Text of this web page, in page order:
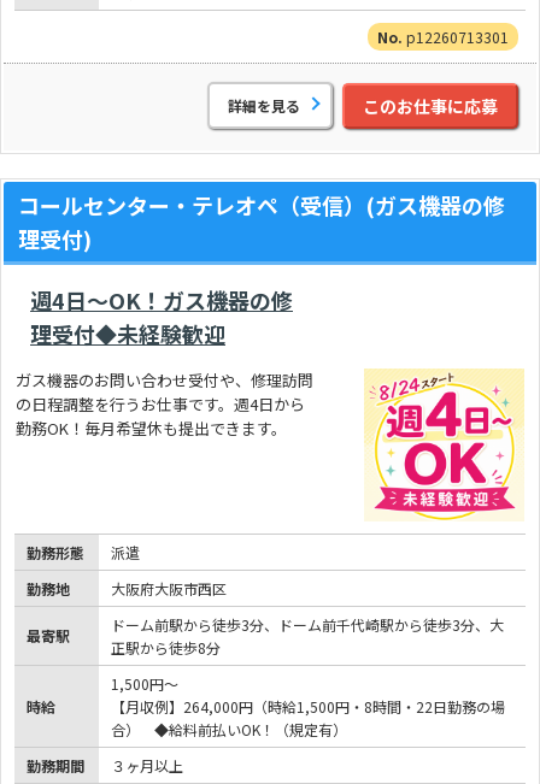
p12260713301
詳細を見る このお仕事に応募
コールセンター・テレオペ（受信）(ガス機器の修
理受付)
週4日～OK！ガス機器の修
理受付◆未経験歓迎
ガス機器のお問い合わせ受付や、修理訪問
の日程調整を行うお仕事です。週4日から
勤務OK！毎月希望休も提出できます。
勤務形態
派遣
勤務地
大阪府大阪市西区
最寄駅
ドーム前駅から徒歩3分、ドーム前千代崎駅から徒歩3分、大
正駅から徒歩8分
時給
1,500円～
【月収例】264,000円（時給1,500円・8時間・22日勤務の場
合） ◆給料前払いOK！（規定有）
勤務期間
３ヶ月以上